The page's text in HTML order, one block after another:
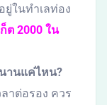
ในทำเลท่อง
ต 2000 ใน
านแค่ไหน?
าต่อรอง ควร